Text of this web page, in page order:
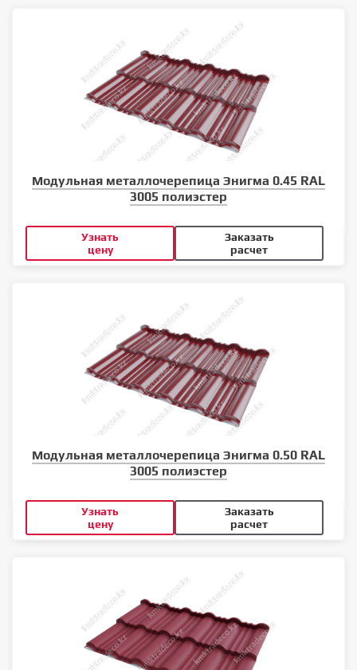
Модульная металлочерепица Энигма 0.45 RAL
3005 полиэстер
Узнать
цену
Заказать
расчет
Модульная металлочерепица Энигма 0.50 RAL
3005 полиэстер
Узнать
цену
Заказать
расчет